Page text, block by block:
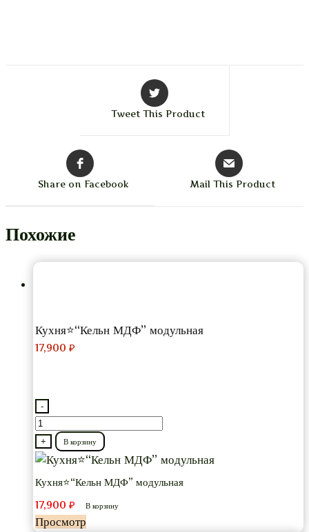
Tweet This Product
Share on Facebook Mail This Product
Похожие
Кухня⭐“Кельн МДФ” модульная
17,900 ₽
-
Количество
товара
Кухня⭐“Кельн
модульная
+ В корзину
Кухня⭐“Кельн МДФ” модульная
17,900 ₽ В корзину
Просмотр